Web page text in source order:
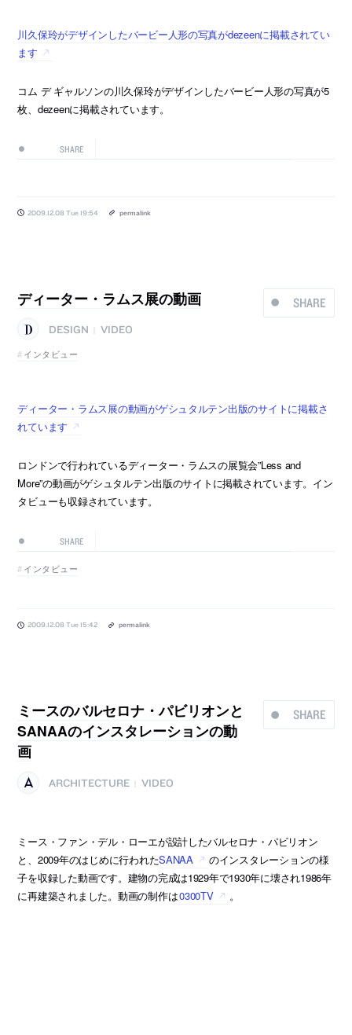
川久保玲がデザインしたバービー人形の写真がdezeenに掲載されてい
ます
コム デ ギャルソンの川久保玲がデザインしたバービー人形の写真が5
枚、dezeenに掲載されています。
SHARE
2009.12.08 Tue 19:54 permalink
SHARE
ディーター・ラムス展の動画
DESIGN
VIDEO
インタビュー
ディーター・ラムス展の動画がゲシュタルテン出版のサイトに掲載さ
れています
ロンドンで行われているディーター・ラムスの展覧会”Less and
More”の動画がゲシュタルテン出版のサイトに掲載されています。イン
タビューも収録されています。
SHARE
インタビュー
2009.12.08 Tue 15:42 permalink
SHARE
ミースのバルセロナ・パビリオンと
SANAAのインスタレーションの動
画
ARCHITECTURE VIDEO
ミース・ファン・デル・ローエが設計したバルセロナ・パビリオン
と、2009年のはじめに行われたSANAA
のインスタレーションの様
子を収録した動画です。建物の完成は1929年で1930年に壊され1986年
に再建築されました。動画の制作は0300TV 。